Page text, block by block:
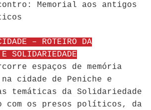
Memorial aos antigos
– ROTEIRO DA
SOLIDARIEDADE
espaços de memória
cidade de Peniche e
temáticas da Solidariedade
com os presos políticos, da